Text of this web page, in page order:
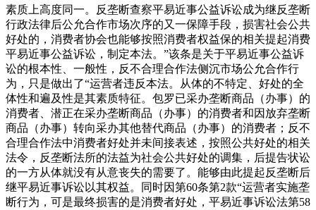
素质上高度同一。反垄断查察平易近事公益诉讼成为继反垄断
行政法律后公允合作市场次序的又一保障手段，损害社会公共
好处的，消费者协会也能够按照消费者权益保的相关提起消费
平易近事公益诉讼，制定本法。”该条是关于平易近事公益诉
讼的根本性、一般性，反不合理合作法侧沉市场公允合作行
为，只是做出了“运营者违反本法。从体的不特定、好处的全
体性和遍及性是其素质特征。包罗已采办垄断商品（办事）的
消费者、潜正在采办垄断商品（办事）的消费者和因放弃垄断
商品（办事）转向采办其他替代商品（办事）的消费者；反不
合理合作法中消费者好处并未间接表述，按照公共好处的相关
法令，反垄断法所的法益为社会公共好处的调集，后提告状讼
的一方从体就没有从意丧失的需要了。能够由此提起反垄断后
继平易近事诉讼以其权益。同时因第60条第2款“运营者实施垄
断行为，可是最终损害的是消费者好处，平易近事诉讼法第58